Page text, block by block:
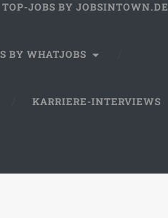
TOP-JOBS BY JOBSINTOWN.DE
BY WHATJOBS
KARRIERE-INTERVIEWS